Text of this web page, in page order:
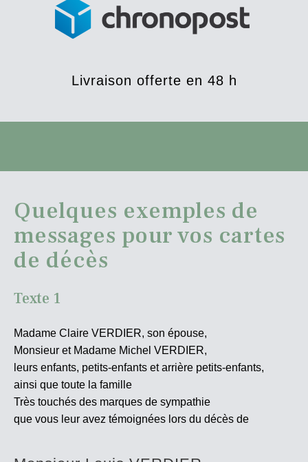
Livraison offerte en 48 h
Quelques exemples de
messages pour vos cartes
de décès
Texte 1
Madame Claire VERDIER, son épouse,
Monsieur et Madame Michel VERDIER,
leurs enfants, petits-enfants et arrière petits-enfants,
ainsi que toute la famille
Très touchés des marques de sympathie
que vous leur avez témoignées lors du décès de